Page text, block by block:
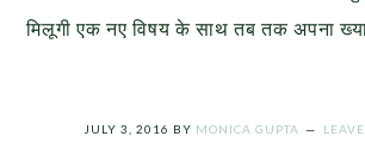
मिलूगी एक नए विषय के साथ तब तक अपना
JULY 3, 2016 BY MONICA GUPTA